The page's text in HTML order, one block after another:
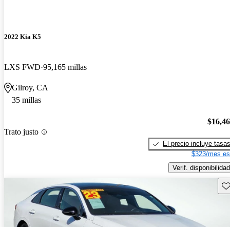
2022 Kia K5
LXS FWD 95,165 millas
Gilroy, CA
35 millas
Trato justo
El precio incluye tasas
$323/mes
Verif. disponibilidad